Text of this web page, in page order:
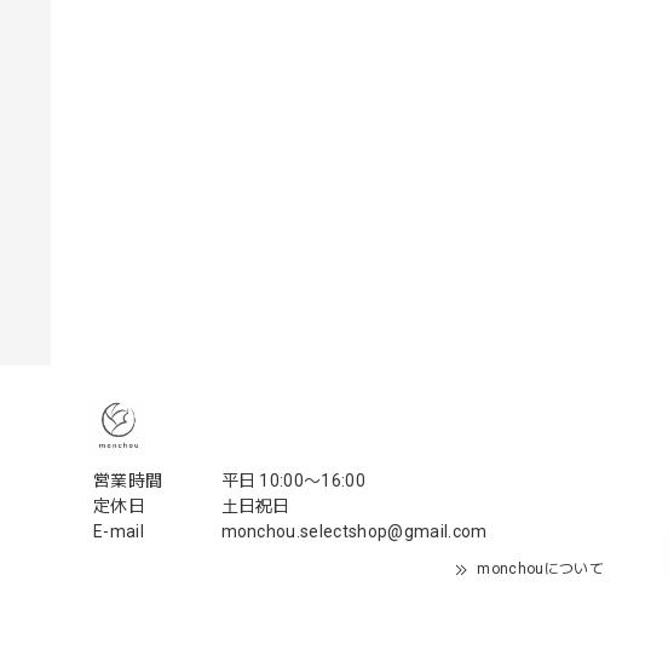
営業時間
平日 10:00〜16:00
定休日
土日祝日
E-mail
monchou.selectshop@gmail.com
monchouについて